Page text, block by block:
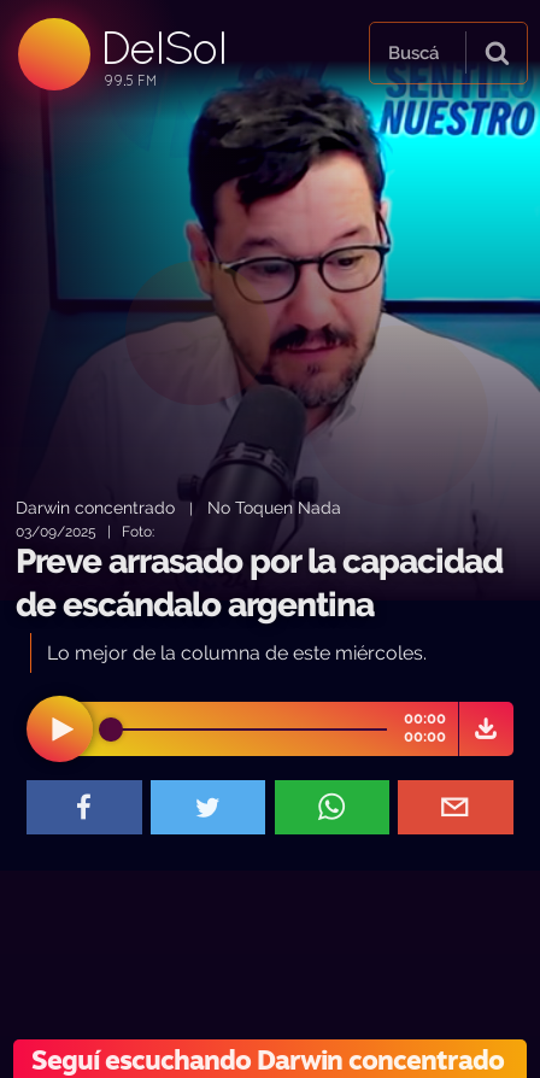
DelSol
99.5 FM
99.5 FM
99.5 FM
Buscá
Darwin concentrado No Toquen Nada
03/09/2025 | Foto:
Preve arrasado por la capacidad
de escándalo argentina
Lo mejor de la columna de este miércoles.
00:00
00:00
Seguí escuchando Darwin concentrado